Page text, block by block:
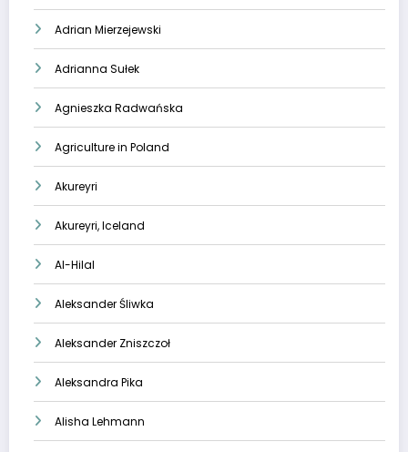
Adrian Mierzejewski
Adrianna Sułek
Agnieszka Radwańska
Agriculture in Poland
Akureyri
Akureyri, Iceland
Al-Hilal
Aleksander Śliwka
Aleksander Zniszczoł
Aleksandra Pika
Alisha Lehmann